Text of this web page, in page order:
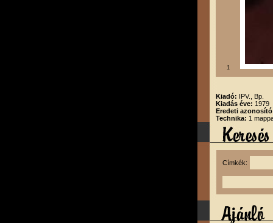
1
Kiadó: IPV., Bp.
Kiadás éve: 1979
Eredeti
Technika: 1
Címkék: